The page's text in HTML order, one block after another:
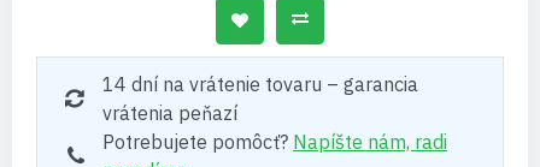
14 dní na vrátenie tovaru – garancia
vrátenia peňazí
Potrebujete pomôcť? Napíšte nám, radi